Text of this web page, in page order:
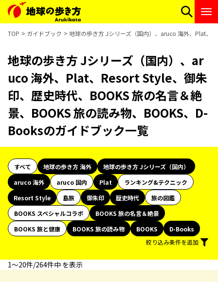
TOP ガイドブック 地球の歩き方 Jシリーズ（国内）、aruco 海外、Plat、
地球の歩き方 Jシリーズ（国内）、ar
uco 海外、Plat、Resort Style、御朱
印、歴史時代、BOOKS 旅の名言＆絶
景、BOOKS 旅の読み物、BOOKS、D-
Booksのガイドブック一覧
すべて 地球の歩き方 海外
地球の歩き方 Jシリーズ（国内）
aruco 海外
aruco 国内 Plat
ランキング&テクニック
Resort Style
島旅 御朱印 歴史時代
旅の図鑑
BOOKS スペシャルコラボ
BOOKS 旅の名言＆絶景
BOOKS 旅と健康
BOOKS 旅の読み物 BOOKS
D-Books
絞り込み条件を追加
1〜20件/264件中 を表示